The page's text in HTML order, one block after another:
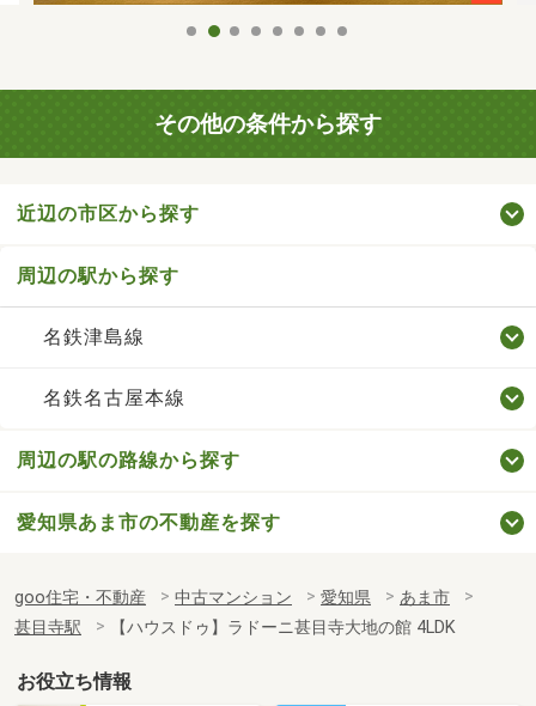
その他の条件から探す
近辺の市区から探す
周辺の駅から探す
名鉄津島線
名鉄名古屋本線
周辺の駅の路線から探す
愛知県あま市の不動産を探す
goo住宅・不動産 中古マンション 愛知県
あま市
甚目寺駅
【ハウスドゥ】ラドーニ甚目寺大地の館 4LDK
お役立ち情報